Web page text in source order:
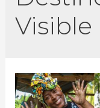
Visible